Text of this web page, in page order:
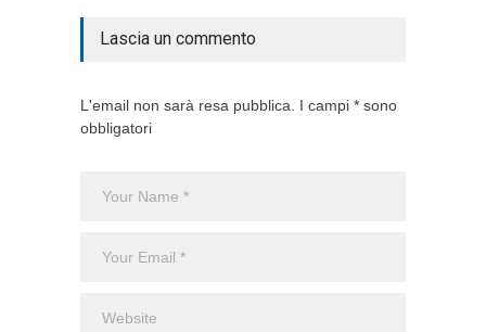
Lascia un commento
L'email non sarà resa pubblica. I campi * sono
obbligatori